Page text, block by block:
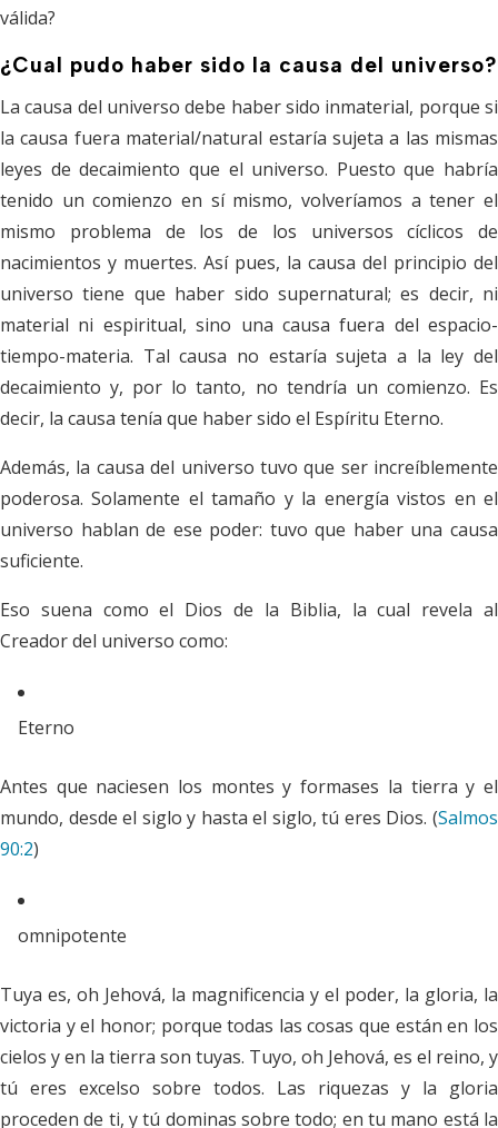
válida?
¿Cual pudo haber sido la causa del universo?
La causa del universo debe haber sido inmaterial, porque si
la causa fuera material/natural estaría sujeta a las mismas
leyes de decaimiento que el universo. Puesto que habría
tenido un comienzo en sí mismo, volveríamos a tener el
mismo problema de los de los universos cíclicos de
nacimientos y muertes. Así pues, la causa del principio del
universo tiene que haber sido supernatural; es decir, ni
material ni espiritual, sino una causa fuera del espacio-
tiempo-materia. Tal causa no estaría sujeta a la ley del
decaimiento y, por lo tanto, no tendría un comienzo. Es
decir, la causa tenía que haber sido el Espíritu Eterno.
Además, la causa del universo tuvo que ser increíblemente
poderosa. Solamente el tamaño y la energía vistos en el
universo hablan de ese poder: tuvo que haber una causa
suficiente.
Eso suena como el Dios de la Biblia, la cual revela al
Creador del universo como:
Eterno
Antes que naciesen los montes y formases la tierra y el
mundo, desde el siglo y hasta el siglo, tú eres Dios. (Salmos
90:2)
omnipotente
Tuya es, oh Jehová, la magnificencia y el poder, la gloria, la
victoria y el honor; porque todas las cosas que están en los
cielos y en la tierra son tuyas. Tuyo, oh Jehová, es el reino, y
tú eres excelso sobre todos. Las riquezas y la gloria
proceden de ti, y tú dominas sobre todo; en tu mano está la